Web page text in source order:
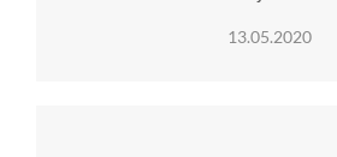
13.05.2020